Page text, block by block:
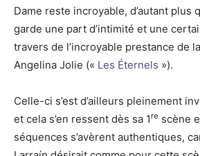
Dame reste incroyable, d’autant plus
garde une part d’intimité et une
travers de l’incroyable prestance de
Angelina Jolie (« Les Éternels »).
Celle-ci s’est d’ailleurs pleinement
et cela s’en ressent dès sa 1re scène
séquences s’avèrent authentiques,